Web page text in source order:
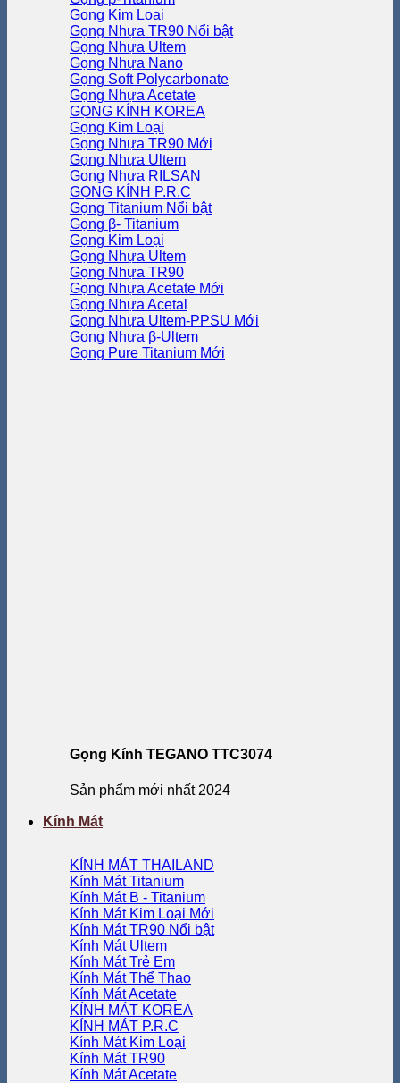
Gọng Kim Loại
Gọng Nhựa TR90
Gọng Nhựa Ultem
Gọng Nhựa Nano
Gọng Soft Polycarbonate
Gọng Nhựa Acetate
GỌNG KÍNH KOREA
Gọng Kim Loại
Gọng Nhựa TR90
Gọng Nhựa Ultem
Gọng Nhựa RILSAN
GỌNG KÍNH P.R.C
Gọng Titanium
Gọng β- Titanium
Gọng Kim Loại
Gọng Nhựa Ultem
Gọng Nhựa TR90
Gọng Nhựa Acetate
Gọng Nhựa Acetal
Gọng Nhựa Ultem-PPSU
Gọng Nhựa β-Ultem
Gọng Pure Titanium
Gọng Kính TEGANO TTC3074
Sản phẩm mới nhất 2024
Kính Mát
KÍNH MÁT THAILAND
Kính Mát Titanium
Kính Mát B - Titanium
Kính Mát Kim Loại
Kính Mát TR90
Kính Mát Ultem
Kính Mát Trẻ Em
Kính Mát Thể Thao
Kính Mát Acetate
KÍNH MÁT KOREA
KÍNH MÁT P.R.C
Kính Mát Kim Loại
Kính Mát TR90
Kính Mát Acetate